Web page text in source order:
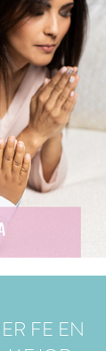
FE EN